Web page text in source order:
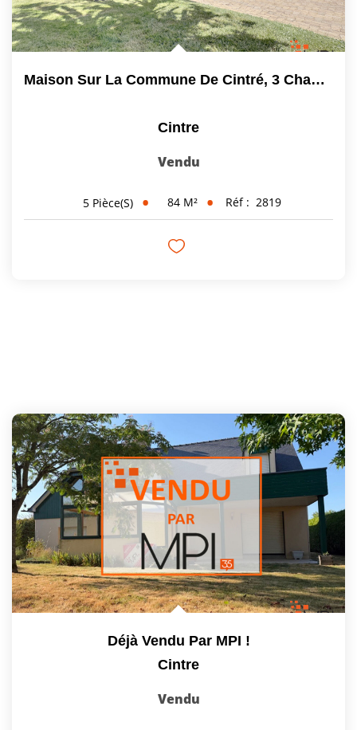
CONTACT
Recrutement
Maison Sur La Commune De Cintré, 3 Chambres, 20 Minutes À...
Cintre
Vendu
5 Pièce(s) 84 M² Réf : 2819
Déjà Vendu Par MPI !
Cintre
Vendu